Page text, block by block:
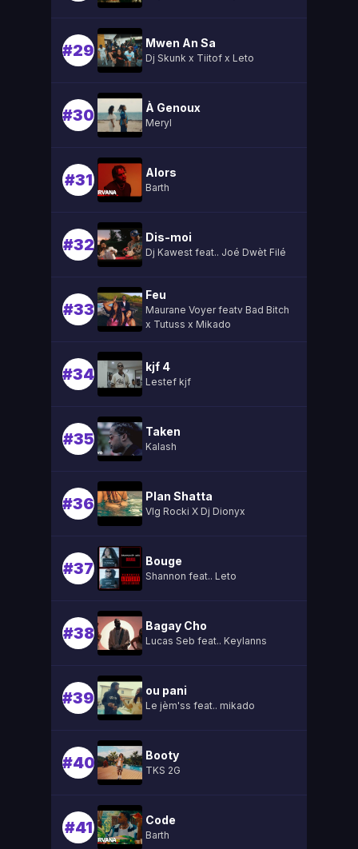
#29 Mwen An Sa
Dj Skunk x Tiitof x Leto
#30 À Genoux
Meryl
#31 Alors
Barth
#32 Dis-moi
Dj Kawest feat.. Joé Dwèt Filé
#33
Feu
Maurane Voyer featv Bad Bitch
x Tutuss x Mikado
#34 kjf 4
Lestef kjf
#35 Taken
Kalash
#36 Plan Shatta
Vlg Rocki X Dj Dionyx
#37 Bouge
Shannon feat.. Leto
#38 Bagay Cho
Lucas Seb feat.. Keylanns
#39 ou pani
Le jèm'ss feat.. mikado
#40 Booty
TKS 2G
#41 Code
Barth